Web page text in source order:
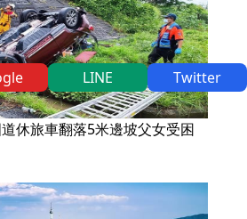
休旅車翻落5米邊坡父女受困
LINE Twitter